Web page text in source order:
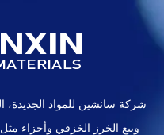
شركة سانشين للمواد الجديدة،
وبيع الخرز الخزفي وأجزاء